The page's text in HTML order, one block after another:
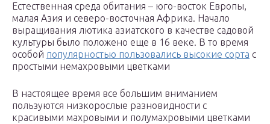
Естественная среда обитания – юго-восток Европы,
малая Азия и северо-восточная Африка. Начало
выращивания лютика азиатского в качестве садовой
культуры было положено еще в 16 веке. В то время
особой популярностью пользовались высокие сорта с
простыми немахровыми цветками
В настоящее время все большим вниманием
пользуются низкорослые разновидности с
красивыми махровыми и полумахровыми цветками